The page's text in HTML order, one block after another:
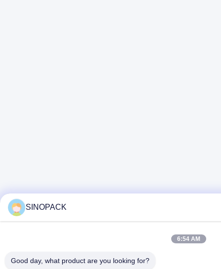
SINOPACK
6:54 AM
Good day, what product are you looking for?